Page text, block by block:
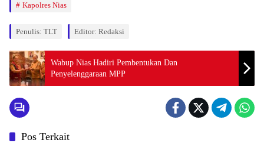
Kapolres Nias
Penulis: TLT Editor: Redaksi
Wabup Nias Hadiri Pembentukan Dan
Penyelenggaraan MPP
Pos Terkait
Berita